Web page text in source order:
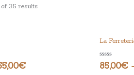
35 results
€
La
Rated
0
85,00€